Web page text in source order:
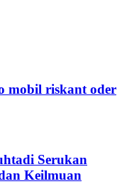
mobil riskant oder
Serukan
Keilmuan